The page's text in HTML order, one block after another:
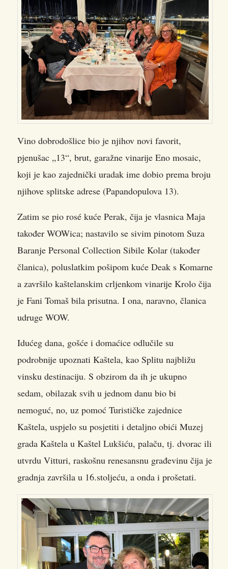
Vino dobrodošlice bio je njihov novi favorit,
pjenušac „13“, brut, garažne vinarije Eno mosaic,
koji je kao zajednički uradak ime dobio prema broju
njihove splitske adrese (Papandopulova 13).
Zatim se pio rosé kuće Perak, čija je vlasnica Maja
također WOWica; nastavilo se sivim pinotom Suza
Baranje Personal Collection Sibile Kolar (također
članica), poluslatkim pošipom kuće Deak s Komarne
a završilo kaštelanskim crljenkom vinarije Krolo čija
je Fani Tomaš bila prisutna. I ona, naravno, članica
udruge WOW.
Idućeg dana, gošće i domaćice odlučile su
podrobnije upoznati Kaštela, kao Splitu najbližu
vinsku destinaciju. S obzirom da ih je ukupno
sedam, obilazak svih u jednom danu bio bi
nemoguć, no, uz pomoć Turističke zajednice
Kaštela, uspjelo su posjetiti i detaljno obići Muzej
grada Kaštela u Kaštel Lukšiću, palaču, tj. dvorac ili
utvrdu Vitturi, raskošnu renesansnu građevinu čija je
gradnja završila u 16.stoljeću, a onda i prošetati.